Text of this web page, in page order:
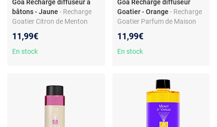
Goa Recharge diffuseur à
bâtons - Jaune - Recharge
Goatier Citron de Menton
maison
11,99€
En stock
Goa Recharge diffuseur
Goatier - Orange - Recharge
Goatier Parfum de Maison
11,99€
En stock